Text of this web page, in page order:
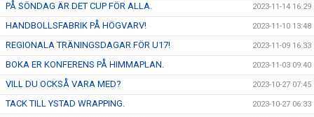
PÅ SÖNDAG ÄR DET CUP FÖR ALLA. 2023-11-14 16:29
HANDBOLLSFABRIK PÅ HÖGVARV! 2023-11-10 13:48
REGIONALA TRÄNINGSDAGAR FÖR U17! 2023-11-09 16:33
BOKA ER KONFERENS PÅ HIMMAPLAN. 2023-11-03 09:40
VILL DU OCKSÅ VARA MED? 2023-10-27 07:45
TACK TILL YSTAD WRAPPING. 2023-10-27 06:33